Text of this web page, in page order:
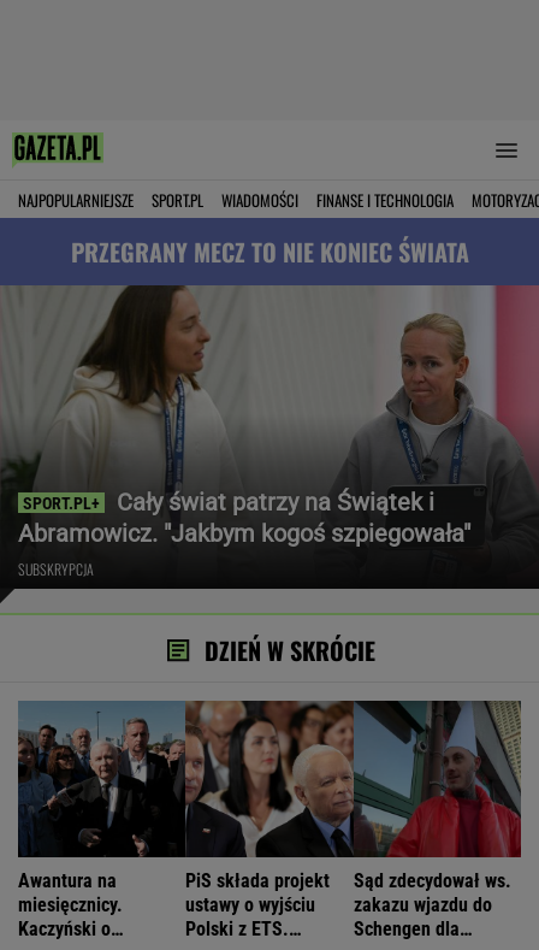
NAJPOPULARNIEJSZE SPORT.PL WIADOMOŚCI FINANSE I TECHNOLOGIA
PRZEGRANY MECZ TO NIE KONIEC ŚWIATA
Cały świat patrzy na Świątek i
Abramowicz. "Jakbym kogoś szpiegowała"
SUBSKRYPCJA
DZIEŃ W SKRÓCIE
Awantura na
miesięcznicy.
Kaczyński o
PiS składa projekt
ustawy o wyjściu
Polski z ETS.
Sąd zdecydował ws.
zakazu wjazdu do
Schengen dla